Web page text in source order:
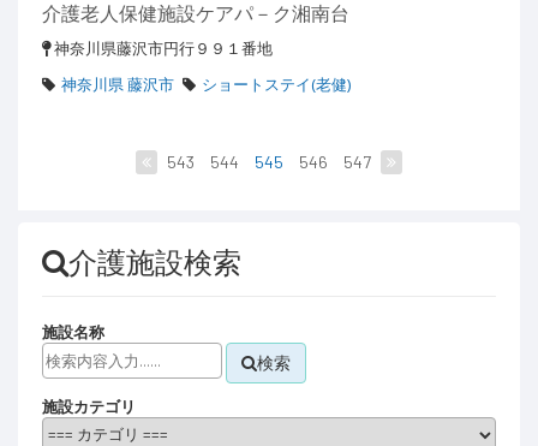
介護老人保健施設ケアパ－ク湘南台
神奈川県藤沢市円行９９１番地
神奈川県 藤沢市
ショートステイ(老健)
543 544 545 546 547
介護施設検索
施設名称
検索
施設カテゴリ